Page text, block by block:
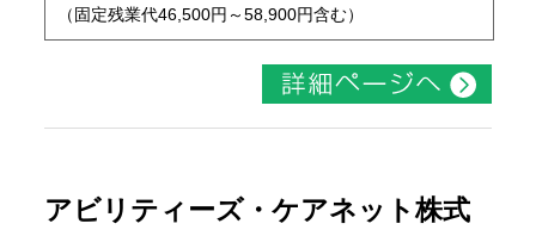
（固定残業代46,500円～58,900円含む）
アビリティーズ・ケアネット株式